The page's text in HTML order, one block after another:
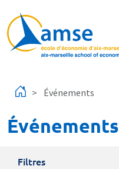
Événements
Événements
Filtres